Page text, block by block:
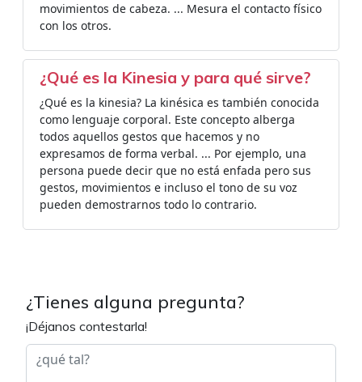
movimientos de cabeza. ... Mesura el contacto físico
con los otros.
¿Qué es la Kinesia y para qué sirve?
¿Qué es la kinesia? La kinésica es también conocida
como lenguaje corporal. Este concepto alberga
todos aquellos gestos que hacemos y no
expresamos de forma verbal. ... Por ejemplo, una
persona puede decir que no está enfada pero sus
gestos, movimientos e incluso el tono de su voz
pueden demostrarnos todo lo contrario.
¿Tienes alguna pregunta?
¡Déjanos contestarla!